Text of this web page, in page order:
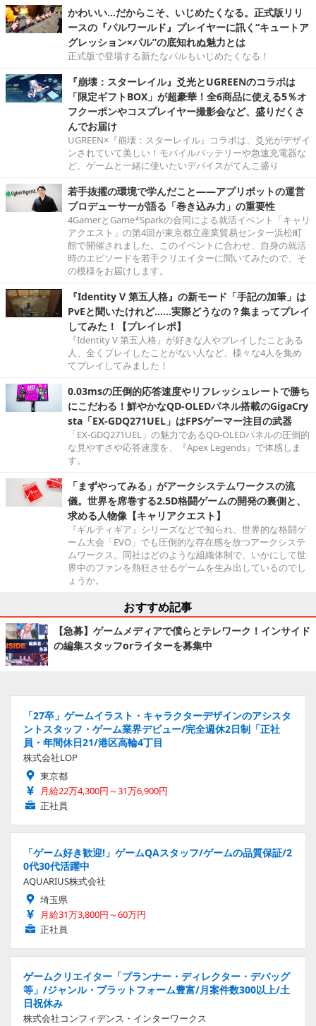
かわいい…だからこそ、いじめたくなる。正式版リリ
ースの『パルワールド』プレイヤーに訊く“キュートア
グレッション×パル”の底知れぬ魅力とは
正式版で登場する新たなパルもいじめたくなる！
『崩壊：スターレイル』爻光とUGREENのコラボは
「限定ギフトBOX」が超豪華！全6商品に使える5％オ
フクーポンやコスプレイヤー撮影会など、盛りだくさ
んでお届け
UGREEN×『崩壊：スターレイル』コラボは、爻光がデザイ
ンされていて美しい！モバイルバッテリーや急速充電器な
ど、ゲームと一緒に使いたいデバイスがてんこ盛り
若手抜擢の環境で学んだこと――アプリボットの運営
プロデューサーが語る「巻き込み力」の重要性
4GamerとGame*Sparkの合同による就活イベント「キャリ
アクエスト」の第4回が東京都立産業貿易センター浜松町
館で開催されました。このイベントに合わせ、自身の就活
時のエピソードを若手クリエイターに聞いてみたので、そ
の模様をお届けします。
『Identity V 第五人格』の新モード「手記の加筆」は
PvEと聞いたけれど……実際どうなの？集まってプレイ
してみた！【プレイレポ】
『Identity V 第五人格』が好きな人やプレイしたことある
人、全くプレイしたことがない人など、様々な4人を集め
てプレイしてみました！
0.03msの圧倒的応答速度やリフレッシュレートで勝ち
にこだわる！鮮やかなQD-OLEDパネル搭載のGigaCry
sta「EX-GDQ271UEL」はFPSゲーマー注目の武器
「EX-GDQ271UEL」の魅力であるQD-OLEDパネルの圧倒的
な見やすさや応答速度を、『Apex Legends』で体感しま
す。
「まずやってみる」がアークシステムワークスの流
儀。世界を席巻する2.5D格闘ゲームの開発の裏側と、
求める人物像【キャリアクエスト】
『ギルティギア』シリーズなどで知られ、世界的な格闘ゲ
ーム大会「EVO」でも圧倒的な存在感を放つアークシステ
ムワークス。同社はどのような組織体制で、いかにして世
界中のファンを熱狂させるゲームを生み出しているのでし
ょうか。
おすすめ記事
【急募】ゲームメディアで僕らとテレワーク！インサイド
の編集スタッフorライターを募集中
「27卒」ゲームイラスト・キャラクターデザインのアシスタ
ントスタッフ・ゲーム業界デビュー/完全週休2日制「正社
員・年間休日21/港区高輪4丁目
株式会社LOP
東京都
月給22万4,300円～31万6,900円
正社員
「ゲーム好き歓迎!」ゲームQAスタッフ/ゲームの品質保証/2
0代30代活躍中
AQUARIUS株式会社
埼玉県
月給31万3,800円～60万円
正社員
ゲームクリエイター「プランナー・ディレクター・デバッグ
等」/ジャンル・プラットフォーム豊富/月案件数300以上/土
日祝休み
株式会社コンフィデンス・インターワークス